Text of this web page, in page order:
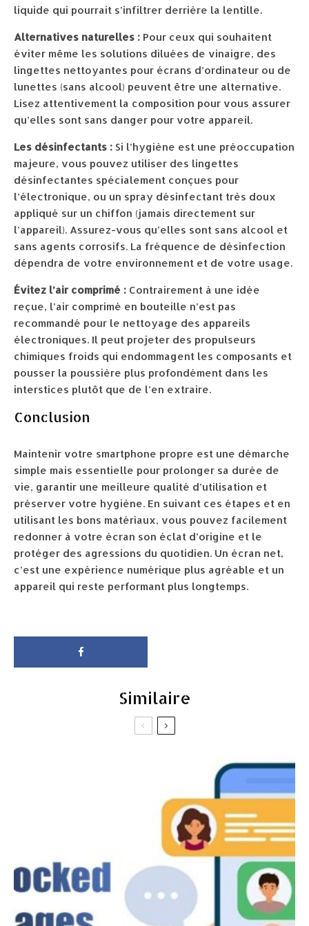
liquide qui pourrait s’infiltrer derrière la lentille.
Alternatives naturelles : Pour ceux qui souhaitent
éviter même les solutions diluées de vinaigre, des
lingettes nettoyantes pour écrans d’ordinateur ou de
lunettes (sans alcool) peuvent être une alternative.
Lisez attentivement la composition pour vous assurer
qu’elles sont sans danger pour votre appareil.
Les désinfectants : Si l’hygiène est une préoccupation
majeure, vous pouvez utiliser des lingettes
désinfectantes spécialement conçues pour
l’électronique, ou un spray désinfectant très doux
appliqué sur un chiffon (jamais directement sur
l’appareil). Assurez-vous qu’elles sont sans alcool et
sans agents corrosifs. La fréquence de désinfection
dépendra de votre environnement et de votre usage.
Évitez l’air comprimé : Contrairement à une idée
reçue, l’air comprimé en bouteille n’est pas
recommandé pour le nettoyage des appareils
électroniques. Il peut projeter des propulseurs
chimiques froids qui endommagent les composants et
pousser la poussière plus profondément dans les
interstices plutôt que de l’en extraire.
Conclusion
Maintenir votre smartphone propre est une démarche
simple mais essentielle pour prolonger sa durée de
vie, garantir une meilleure qualité d’utilisation et
préserver votre hygiène. En suivant ces étapes et en
utilisant les bons matériaux, vous pouvez facilement
redonner à votre écran son éclat d’origine et le
protéger des agressions du quotidien. Un écran net,
c’est une expérience numérique plus agréable et un
appareil qui reste performant plus longtemps.
Similaire